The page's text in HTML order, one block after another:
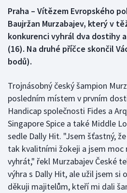
Boby a skeleton
Box
Curling
Dostihy
Florbal
Futsal
Golf
Gymnastika
AZ kvíz
Praha – Vítězem Evropského
Baujržan Murzabajev, který v
konkurenci vyhrál dva dostihy
(16). Na druhé příčce skončil
bodů).
Trojnásobný český šampion
posledním místem v prvním
Handicap společnosti Fides a
Singapore Spice a také Middle
sedle Dally Hit. "Jsem šťastný,
tak kvalitními žokeji a jsem moc
vyhrát," řekl Murzabajev České
výhra s Dally Hit, ale užil jsem si
děkuji majitelům, kteří mi dali